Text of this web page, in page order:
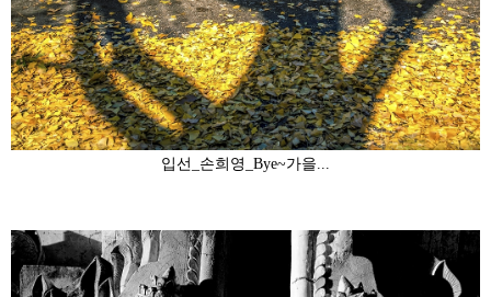
입선_손희영_Bye~가을...